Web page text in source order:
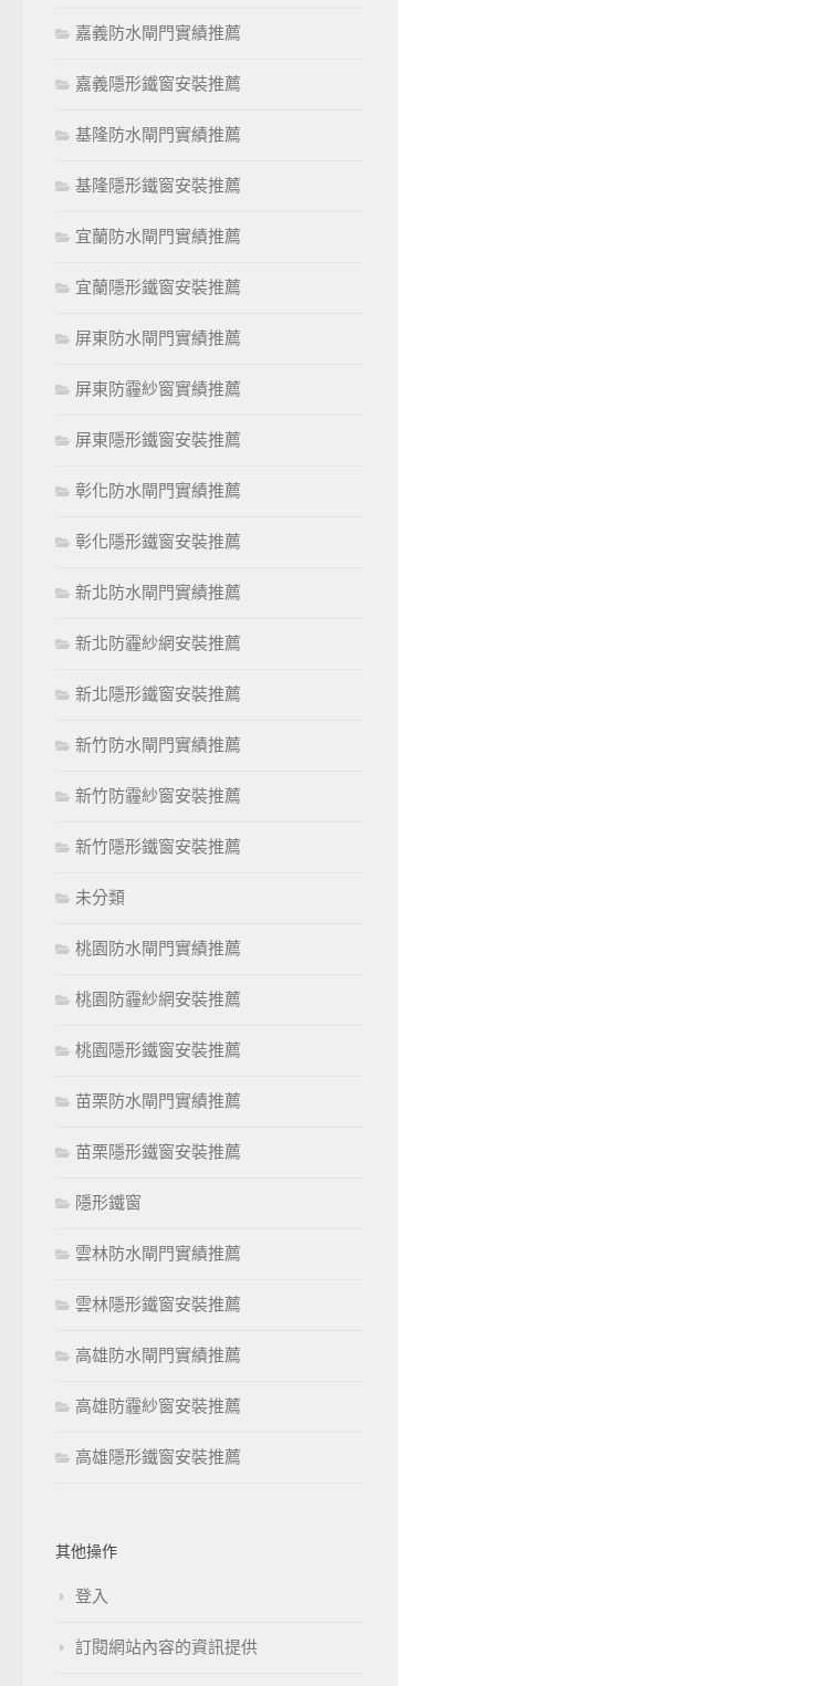
嘉義防水閘門實績推薦
嘉義隱形鐵窗安裝推薦
基隆防水閘門實績推薦
基隆隱形鐵窗安裝推薦
宜蘭防水閘門實績推薦
宜蘭隱形鐵窗安裝推薦
屏東防水閘門實績推薦
屏東防霾紗窗實績推薦
屏東隱形鐵窗安裝推薦
彰化防水閘門實績推薦
彰化隱形鐵窗安裝推薦
新北防水閘門實績推薦
新北防霾紗網安裝推薦
新北隱形鐵窗安裝推薦
新竹防水閘門實績推薦
新竹防霾紗窗安裝推薦
新竹隱形鐵窗安裝推薦
未分類
桃園防水閘門實績推薦
桃園防霾紗網安裝推薦
桃園隱形鐵窗安裝推薦
苗栗防水閘門實績推薦
苗栗隱形鐵窗安裝推薦
隱形鐵窗
雲林防水閘門實績推薦
雲林隱形鐵窗安裝推薦
高雄防水閘門實績推薦
高雄防霾紗窗安裝推薦
高雄隱形鐵窗安裝推薦
其他操作
登入
訂閱網站內容的資訊提供